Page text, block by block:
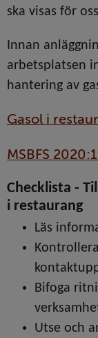
ska visas för
Innan
arbetsplatsen
hantering av
Gasol i
MSBFS
Checklista -
i restaurang
Läs
Bifoga
Utse och